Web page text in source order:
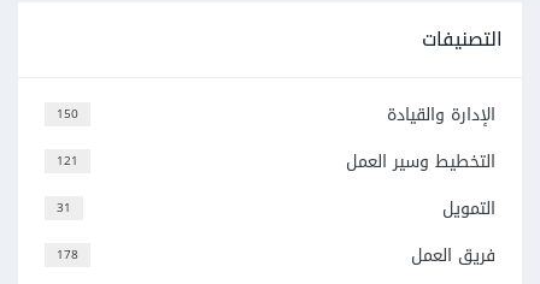
التصنيفات
150 الإدارة والقيادة
121 التخطيط وسير العمل
31 التمويل
178 فريق العمل